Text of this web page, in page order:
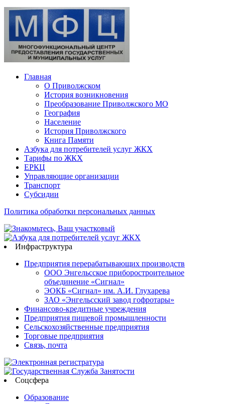
Главная
О Приволжском
История возникновения
Преобразование Приволжского МО
География
Население
История Приволжского
Книга Памяти
Азбука для потребителей услуг ЖКХ
Тарифы по ЖКХ
ЕРКЦ
Управляющие организации
Транспорт
Субсидии
Политика обработки персональных данных
Инфраструктура
Предприятия перерабатывающих производств
ООО Энгельсское приборостроительное
объединение «Сигнал»
ЭОКБ «Сигнал» им. А.И. Глухарева
ЗАО «Энгельсский завод гофротары»
Финансово-кредитные учреждения
Предприятия пищевой промышленности
Сельскохозяйственные предприятия
Торговые предприятия
Связь, почта
Соцсфера
Образование